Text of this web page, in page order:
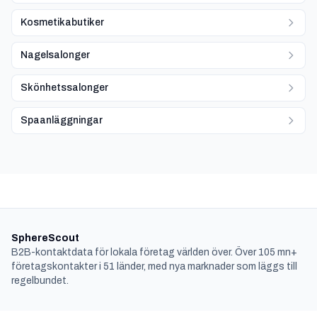
Kosmetikabutiker
Nagelsalonger
Skönhetssalonger
Spaanläggningar
SphereScout
B2B-kontaktdata för lokala företag världen över. Över 105 mn+
företagskontakter i 51 länder, med nya marknader som läggs till
regelbundet.